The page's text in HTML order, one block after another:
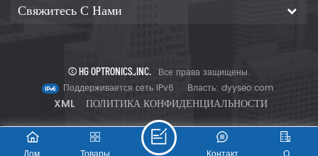
Свяжитесь С Нами
© HG OPTRONICS.,INC. Все права защищены.
Поддерживается сеть IPv6
Власть: dyyseo.com
XML ПОЛИТИКА КОНФИДЕНЦИАЛЬНОСТИ